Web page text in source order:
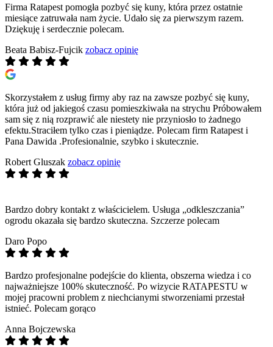
Firma Ratapest pomogła pozbyć się kuny, która przez ostatnie
miesiące zatruwała nam życie. Udało się za pierwszym razem.
Dziękuję i serdecznie polecam.
Beata Babisz-Fujcik zobacz opinię
Skorzystałem z usług firmy aby raz na zawsze pozbyć się kuny,
która już od jakiegoś czasu pomieszkiwała na strychu Próbowałem
sam się z nią rozprawić ale niestety nie przyniosło to żadnego
efektu.Straciłem tylko czas i pieniądze. Polecam firm Ratapest i
Pana Dawida .Profesionalnie, szybko i skutecznie.
Robert Gluszak zobacz opinię
Bardzo dobry kontakt z właścicielem. Usługa „odkleszczania”
ogrodu okazała się bardzo skuteczna. Szczerze polecam
Daro Popo
Bardzo profesjonalne podejście do klienta, obszerna wiedza i co
najważniejsze 100% skuteczność. Po wizycie RATAPESTU w
mojej pracowni problem z niechcianymi stworzeniami przestał
istnieć. Polecam gorąco
Anna Bojczewska